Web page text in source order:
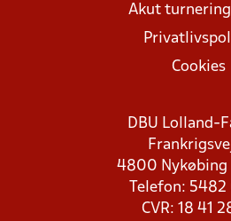
Akut
Cookies
DBU Lolland-
4800 Nykøbing
Telefon:
CVR: 18 41